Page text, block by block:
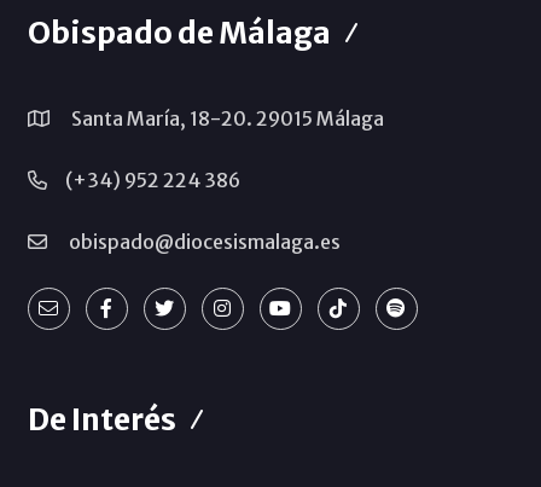
Obispado de Málaga
Santa María, 18-20. 29015 Málaga
(+34) 952 224 386
obispado@diocesismalaga.es
De Interés